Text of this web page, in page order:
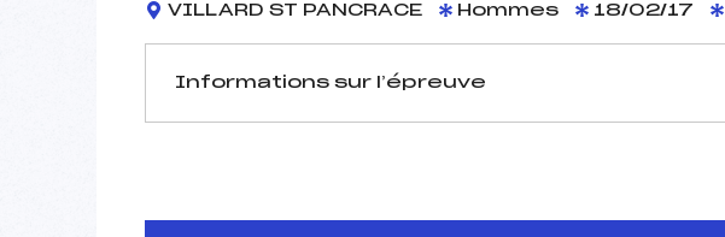
VILLARD ST PANCRACE Hommes 18/02/17
Informations sur l’épreuve
D.T Adjoint :